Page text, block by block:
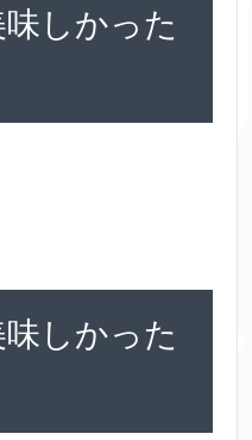
しかった
しかった